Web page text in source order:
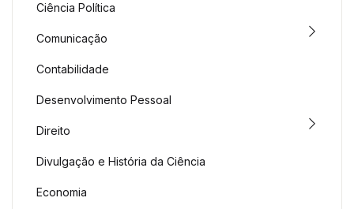
Ciência Política
Comunicação
Contabilidade
Desenvolvimento Pessoal
Direito
Divulgação e História da Ciência
Economia